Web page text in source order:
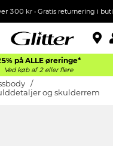
300 kr • Gratis returnering i
på ALLE øreringe*
Ved køb af 2 eller flere
og skulderrem